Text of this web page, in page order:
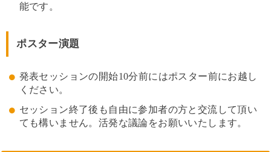
能です。
ポスター演題
発表セッションの開始10分前にはポスター前にお越し
ください。
セッション終了後も自由に参加者の方と交流して頂い
ても構いません。活発な議論をお願いいたします。